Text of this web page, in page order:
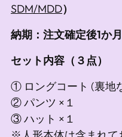
SDM/MDD）
納期：注文確定後1か月
セット内容（３点）
① ロングコート (裏地
② パンツ ×１
③ ハット ×１